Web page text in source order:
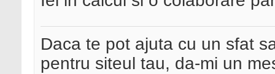
Daca te pot ajuta cu un sfat
pentru siteul tau, da-mi un